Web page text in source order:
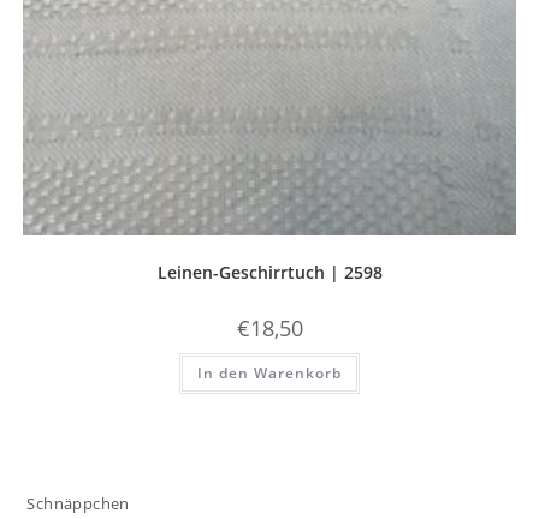
Leinen-Geschirrtuch | 2598
€18,50
In den Warenkorb
Schnäppchen